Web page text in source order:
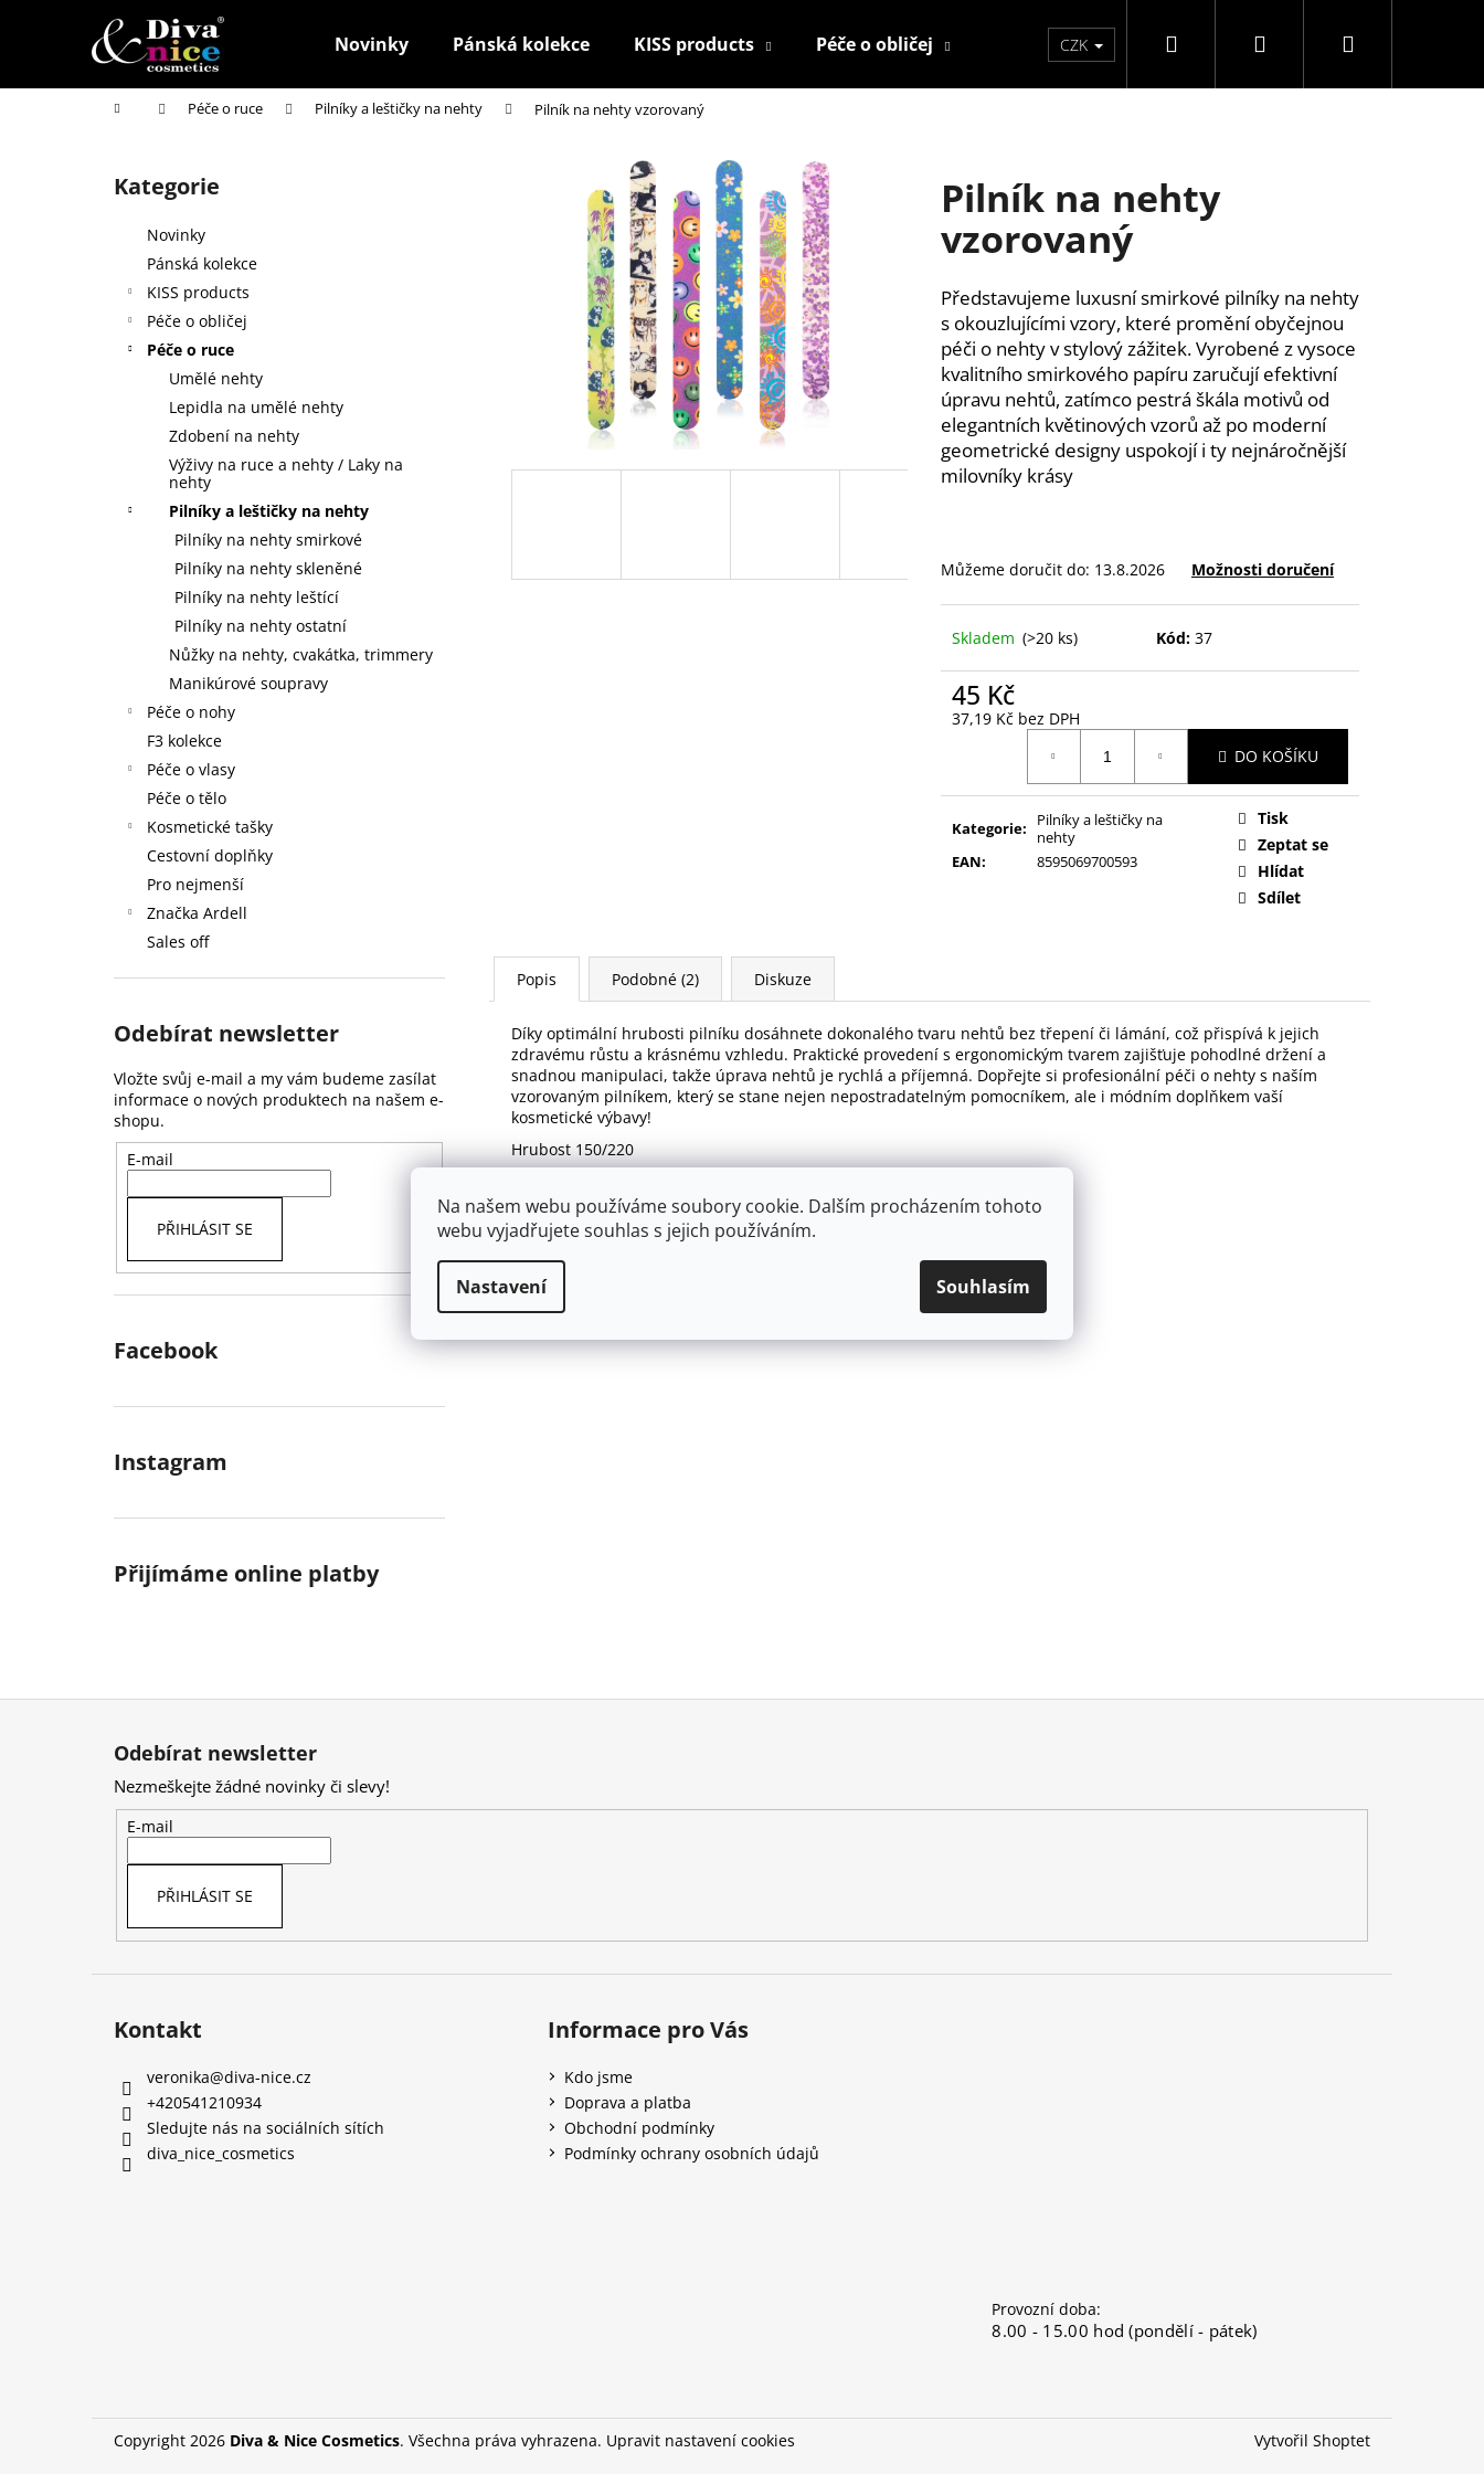
Na našem webu používáme soubory cookie. Dalším procházením tohoto
webu vyjadřujete souhlas s jejich používáním.
Nastavení Souhlasím
Novinky Pánská kolekce KISS products Péče o obličej Péče o ruce Péče o nohy F3 kolekce
CZK Hledat PřihlášeníNákupní
Domů Péče o ruce Pilníky a leštičky na nehty Pilník na nehty vzorovaný
Přeskočit
kategorie
Kategorie
Novinky
Pánská kolekce
KISS products
Péče o obličej
Péče o ruce
Umělé nehty
Lepidla na umělé nehty
Zdobení na nehty
Výživy na ruce a nehty / Laky na
nehty
Pilníky a leštičky na nehty
Pilníky na nehty smirkové
Pilníky na nehty skleněné
Pilníky na nehty leštící
Pilníky na nehty ostatní
Nůžky na nehty, cvakátka, trimmery
Manikúrové soupravy
Péče o nohy
F3 kolekce
Péče o vlasy
Péče o tělo
Kosmetické tašky
Cestovní doplňky
Pro nejmenší
Značka Ardell
Sales off
Odebírat newsletter
Vložte svůj e-mail a my vám budeme zasílat
informace o nových produktech na našem e-
shopu.
E-mail
PŘIHLÁSIT SE
Facebook
Instagram
Přijímáme online platby
Pilník na nehty
vzorovaný
Představujeme luxusní smirkové pilníky na nehty
s okouzlujícími vzory, které promění obyčejnou
péči o nehty v stylový zážitek. Vyrobené z vysoce
kvalitního smirkového papíru zaručují efektivní
úpravu nehtů, zatímco pestrá škála motivů od
elegantních květinových vzorů až po moderní
geometrické designy uspokojí i ty nejnáročnější
milovníky krásy
Můžeme doručit do: 13.8.2026 Možnosti doručení
Skladem (>20 ks) Kód: 37
45 Kč
37,19 Kč bez DPH
DO KOŠÍKU
Kategorie:
Pilníky a leštičky na
nehty
EAN: 8595069700593
Tisk
Zeptat se
Hlídat
Sdílet
Popis Podobné (2) Diskuze
Díky optimální hrubosti pilníku dosáhnete dokonalého tvaru nehtů bez třepení či lámání, což přispívá k jejich
zdravému růstu a krásnému vzhledu. Praktické provedení s ergonomickým tvarem zajišťuje pohodlné držení a
snadnou manipulaci, takže úprava nehtů je rychlá a příjemná. Dopřejte si profesionální péči o nehty s naším
vzorovaným pilníkem, který se stane nejen nepostradatelným pomocníkem, ale i módním doplňkem vaší
kosmetické výbavy!
Hrubost 150/220
Poznámka: dodáváme nadruženo bez možnosti výběru designu.
í
Zpět
do
Zpět
do
Co potřebujete najít?
HLEDAT
Doporučujeme
HOUBIČKA NA MAKE-UP, KULATÁ
59 Kč
KONTUROVACÍ TUŽKA NA OČI NALEPOVACÍ UMĚLÉ NEHTY FM GIRLS +
Odebírat newsletter
Nezmeškejte žádné novinky či slevy!
E-mail
PŘIHLÁSIT SE
Kontakt
veronika@diva-nice.cz
+420541210934
Sledujte nás na sociálních sítích
diva_nice_cosmetics
Informace pro Vás
Kdo jsme
Doprava a platba
Obchodní podmínky
Podmínky ochrany osobních údajů
Provozní doba:
8.00 - 15.00 hod (pondělí - pátek)
Vytvořil Shoptet
Copyright 2026 Diva & Nice Cosmetics. Všechna práva vyhrazena. Upravit nastavení cookies